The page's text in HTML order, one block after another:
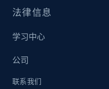
Overview id, Review id,
end year, Employee
Business
法律信息
学习中心
公司
联系我们